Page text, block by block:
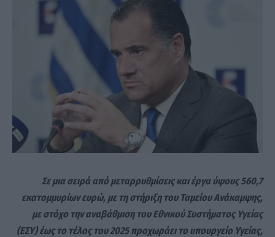
Σε μια σειρά από μεταρρυθμίσεις και έργα ύψους 560,7
εκατομμυρίων ευρώ, με τη στήριξη του Ταμείου Ανάκαμψης,
με στόχο την αναβάθμιση του Εθνικού Συστήματος Υγείας
(ΕΣΥ) έως το τέλος του 2025 προχωράει το υπουργείο Υγείας,